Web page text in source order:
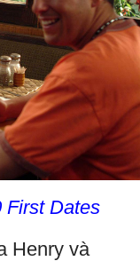
First Dates
Henry và